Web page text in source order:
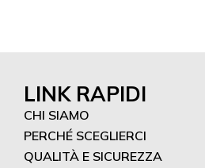
LINK RAPIDI
CHI SIAMO
PERCHÉ SCEGLIERCI
QUALITÀ E SICUREZZA